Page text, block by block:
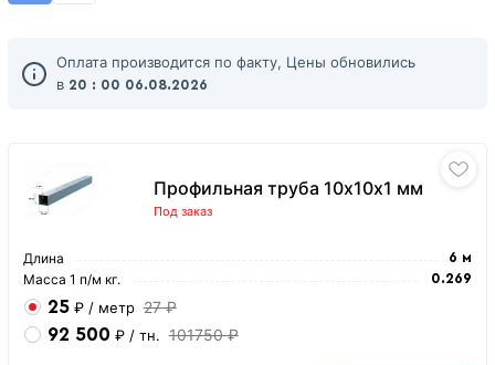
Оплата производится по факту, Цены обновились
в 20 : 00 06.08.2026
Профильная труба 10х10х1 мм
Под заказ
Длина 6 м
Масса 1 п/м кг. 0.269
25 ₽ / метр 27 ₽
92 500 ₽ / тн. 101750 ₽